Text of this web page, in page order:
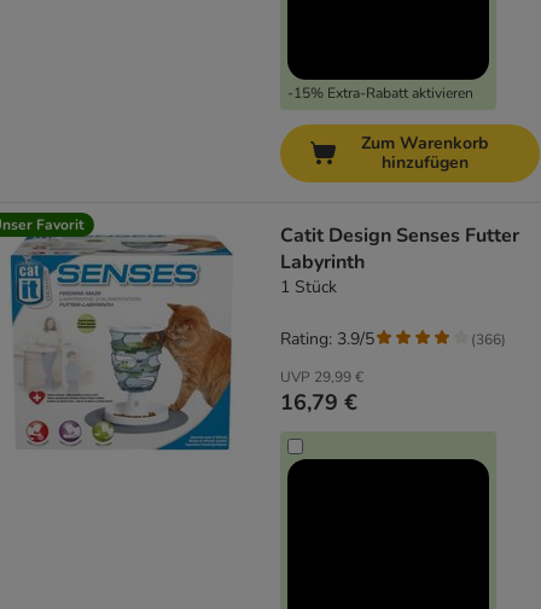
-15% Extra-Rabatt aktivieren
Zum Warenkorb
hinzufügen
Favorit
Catit Design Senses Futter
Labyrinth
1 Stück
UVP 29,99 €
16,79 €
Rating: 3.9/5 (366)